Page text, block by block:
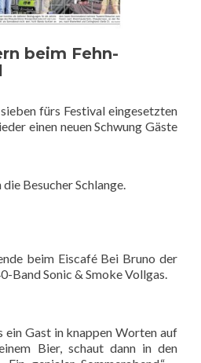
beim Fehn-
fürs Festival eingesetzten
einen neuen Schwung Gäste
Besucher Schlange.
beim Eiscafé Bei Bruno der
Band Sonic & Smoke Vollgas.
ein Gast in knappen Worten auf
Bier, schaut dann in den